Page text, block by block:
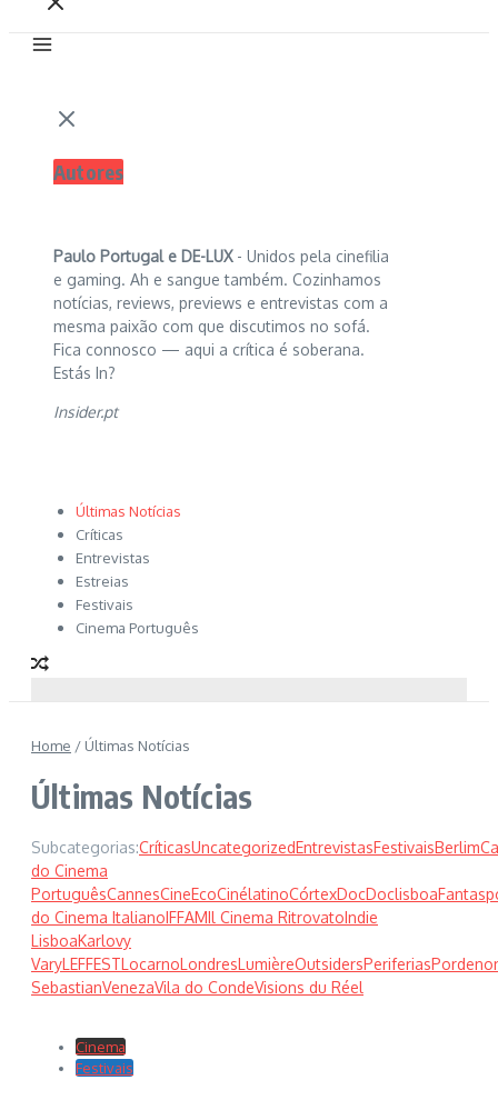
Autores
Paulo Portugal e DE-LUX - Unidos pela cinefilia
e gaming. Ah e sangue também. Cozinhamos
notícias, reviews, previews e entrevistas com a
mesma paixão com que discutimos no sofá.
Fica connosco — aqui a crítica é soberana.
Estás In?
Insider.pt
Últimas Notícias
Críticas
Entrevistas
Estreias
Festivais
Cinema Português
Home / Últimas Notícias
Últimas Notícias
Subcategorias:CríticasUncategorizedEntrevistasFestivaisBerlim
do Cinema
PortuguêsCannesCineEcoCinélatinoCórtexDocDoclisboa
do Cinema ItalianoIFFAMIl Cinema RitrovatoIndie
LisboaKarlovy
VaryLEFFESTLocarnoLondresLumièreOutsidersPeriferias
SebastianVenezaVila do CondeVisions du Réel
Cinema
Festivais